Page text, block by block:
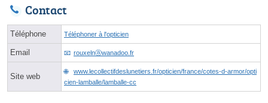
Contact
Téléphone Téléphoner à l'opticien
Email rouxelnⓐwanadoo.fr
Site web
www.lecollectifdeslunetiers.fr/opticien/france/cotes-d-armor/opti
cien-lamballe/lamballe-cc